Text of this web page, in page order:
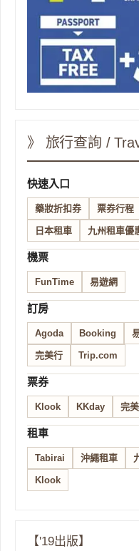
》 旅行查詢 /
快速入口
藥妝折扣券 票券行程
日本租車 九州租車優
機票
FunTime 易遊網
訂房
Agoda Booking
完美行 Trip.com
票券
Klook KKday 完
租車
Tabirai 沖繩租車
Klook
【'19出版】